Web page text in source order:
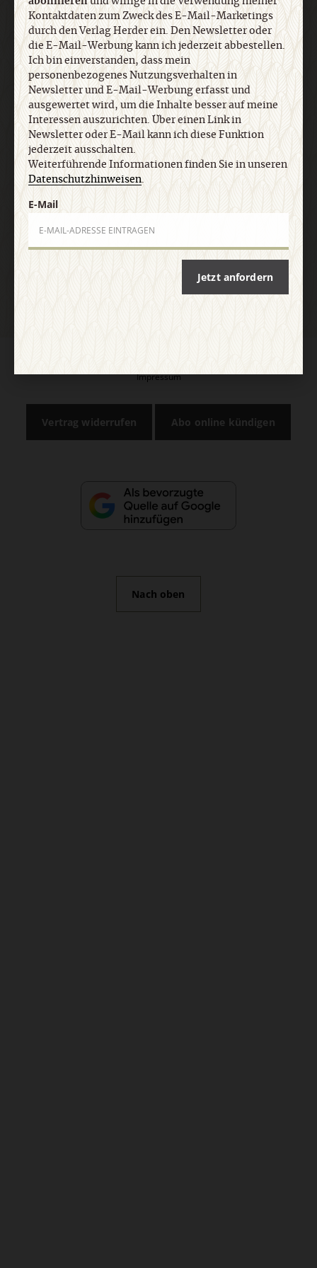
Ich bin einverstanden, dass mein
personenbezogenes Nutzungsverhalten in
Newsletter und E-Mail-Werbung erfasst und
ausgewertet wird, um die Inhalte besser auf meine
Interessen auszurichten. Über einen Link in
Newsletter oder E-Mail kann ich diese Funktion
jederzeit ausschalten. Weiterführende
Informationen finden Sie in unseren
Datenschutzhinweisen
.
E-Mail
Jetzt anmelden
Impressum
Vertrag widerrufen Abo online kündigen
Nach oben
Kontaktdaten zum Zweck des E-Mail-Marketings
durch den Verlag Herder ein. Den Newsletter oder
die E-Mail-Werbung kann ich jederzeit abbestellen.
Ich bin einverstanden, dass mein
personenbezogenes Nutzungsverhalten in
Newsletter und E-Mail-Werbung erfasst und
ausgewertet wird, um die Inhalte besser auf meine
Interessen auszurichten. Über einen Link in
Newsletter oder E-Mail kann ich diese Funktion
jederzeit ausschalten.
Weiterführende Informationen finden Sie in unseren
Datenschutzhinweisen.
E-Mail
Jetzt anfordern